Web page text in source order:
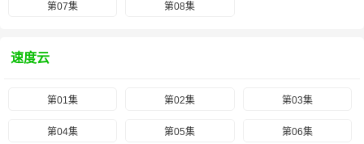
第07集 第08集
速度云
第01集 第02集 第03集
第04集 第05集 第06集